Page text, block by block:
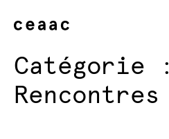
Catégorie :
Rencontres